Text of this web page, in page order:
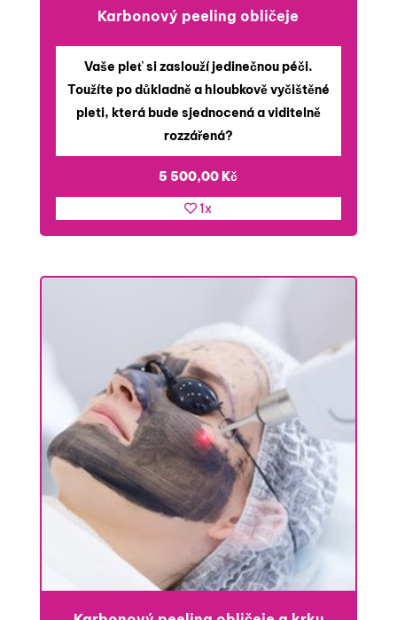
Karbonový peeling obličeje
Vaše pleť si zaslouží jedinečnou péči.
Toužíte po důkladně a hloubkově vyčištěné
pleti, která bude sjednocená a viditelně
rozzářená?
5 500,00Kč
1x